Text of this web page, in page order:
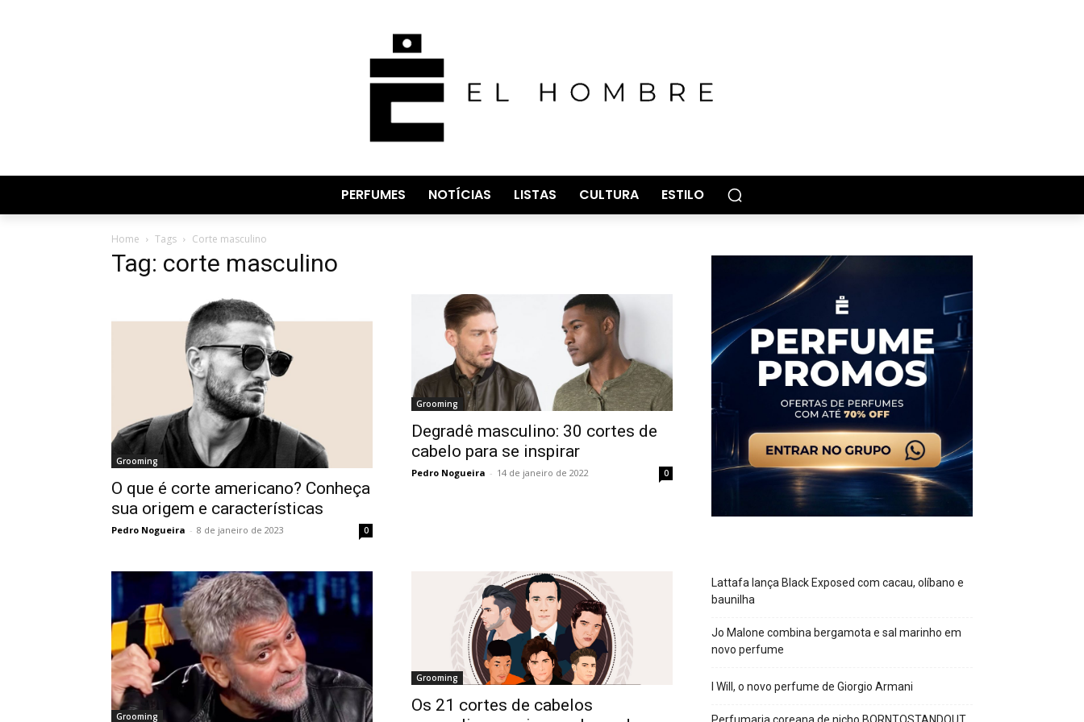
PERFUMES NOTÍCIAS LISTAS CULTURA ESTILO
Home Tags Corte masculino
Tag: corte masculino
Grooming
O que é corte americano? Conheça
sua origem e características
Pedro Nogueira - 8 de janeiro de 2023 0
Grooming
Degradê masculino: 30 cortes de
cabelo para se inspirar
Pedro Nogueira - 14 de janeiro de 2022 0
Grooming
Grooming
Os 21 cortes de cabelos
Lattafa lança Black Exposed com cacau, olíbano e
baunilha
Jo Malone combina bergamota e sal marinho em
novo perfume
I Will, o novo perfume de Giorgio Armani
Perfumaria coreana de nicho BORNTOSTANDOUT